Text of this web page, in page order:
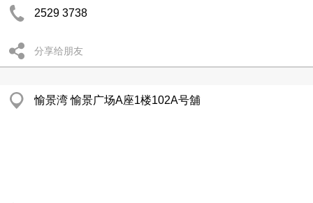
2529 3738
分享给朋友
愉景湾 愉景广场A座1楼102A号舖